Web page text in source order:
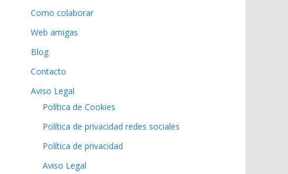
Como colaborar
Web amigas
Blog
Contacto
Aviso Legal
Política de Cookies
Política de privacidad redes sociales
Política de privacidad
Aviso Legal